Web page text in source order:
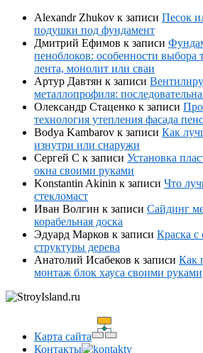
Alexandr Zhukov к записи Песок
подушки под фундамент
Дмитрий Ефимов к записи
пеноблоков: особенности выбора
лента, монолит или сваи
Артур Давтян к записи
металлопрофиля:
Олександр Стаценко к записи
технология утепления фасада
Bodya Kambarov к записи Как
изнутри или снаружи
Сергей С к записи Установка
окна своими руками
Konstantin Akinin к записи Что
стекломаст
Иван Волгин к записи Сайдинг
корабельная доска
Эдуард Марков к записи Краска с
структуры дерева
Анатолий Исабеков к записи Как
монтаж блок хауса своими руками
Карта сайта
Контакты